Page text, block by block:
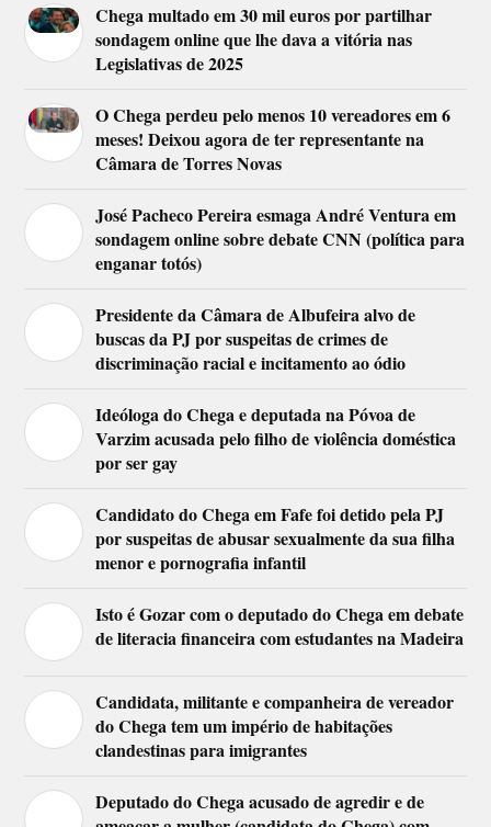
Chega multado em 30 mil euros por partilhar
sondagem online que lhe dava a vitória nas
Legislativas de 2025
O Chega perdeu pelo menos 10 vereadores em 6
meses! Deixou agora de ter representante na
Câmara de Torres Novas
José Pacheco Pereira esmaga André Ventura em
sondagem online sobre debate CNN (política para
enganar totós)
Presidente da Câmara de Albufeira alvo de
buscas da PJ por suspeitas de crimes de
discriminação racial e incitamento ao ódio
Ideóloga do Chega e deputada na Póvoa de
Varzim acusada pelo filho de violência doméstica
por ser gay
Candidato do Chega em Fafe foi detido pela PJ
por suspeitas de abusar sexualmente da sua filha
menor e pornografia infantil
Isto é Gozar com o deputado do Chega em debate
de literacia financeira com estudantes na Madeira
Candidata, militante e companheira de vereador
do Chega tem um império de habitações
clandestinas para imigrantes
Deputado do Chega acusado de agredir e de